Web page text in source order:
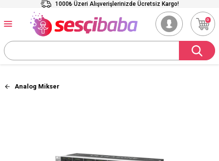
1000₺ Üzeri Alışverişlerinizde Ücretsiz Kargo!
0
Analog Mikser